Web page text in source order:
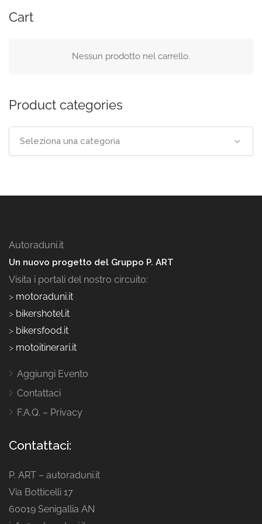
Cart
Nessun prodotto nel carrello.
Product categories
Seleziona una categoria
Autoraduni.it
Un nuovo progetto del Gruppo P. ART
Visita i portali del nostro circuito:
> motoraduni.it
> bikershotel.it
> bikersfood.it
> motoitinerari.it
Aggiungi Evento
Contattaci
F.A.Q. – Privacy
Contattaci:
P. ART – autoraduni.it
Via Botticelli 17
60019 Senigallia AN